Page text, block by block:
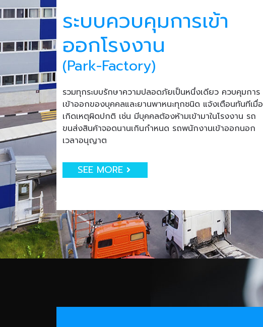
ระบบควบคุมการเข้า
ออกโรงงาน
(Park-Factory)
รวมทุกระบบรักษาความปลอดภัยเป็นหนึ่งเดียว ควบคุมการ
เข้าออกของบุคคลและยานพาหนะทุกชนิด แจ้งเตือนทันทีเมื่อ
เกิดเหตุผิดปกติ เช่น มีบุคคลต้องห้ามเข้ามาในโรงงาน รถ
ขนส่งสินค้าจอดนานเกินกำหนด รถพนักงานเข้าออกนอก
เวลาอนุญาต
SEE MORE